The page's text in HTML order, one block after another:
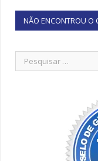
NÃO ENCONTROU O